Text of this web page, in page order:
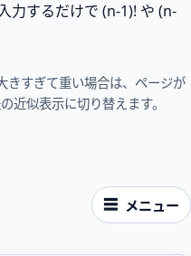
メニュー
力するだけで (n-1)! や (n-
きすぎて重い場合は、ページが
近似表示に切り替えます。